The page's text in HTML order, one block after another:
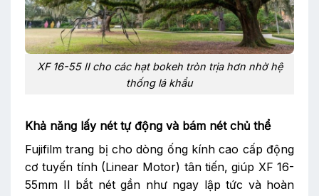
XF 16-55 II cho các hạt bokeh tròn trịa hơn nhờ hệ
thống lá khẩu
Khả năng lấy nét tự động và bám nét chủ thể
Fujifilm trang bị cho dòng ống kính cao cấp động
cơ tuyến tính (Linear Motor) tân tiến, giúp XF 16-
55mm II bắt nét gần như ngay lập tức và hoàn